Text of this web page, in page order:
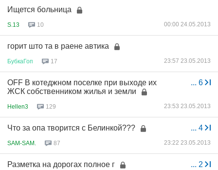
Ищется больница
S.13 10 00:00 24.05.2013
горит што та в раене автика
БубкаГоп 17 23:57 23.05.2013
... 6
OFF В котеджном поселке при выходе их
ЖСК собственником жилья и земли
Hellen3 129 23:53 23.05.2013
... 4
Что за опа творится с Белинкой???
SAM-SAM. 87 23:22 23.05.2013
... 2
Разметка на дорогах полное г